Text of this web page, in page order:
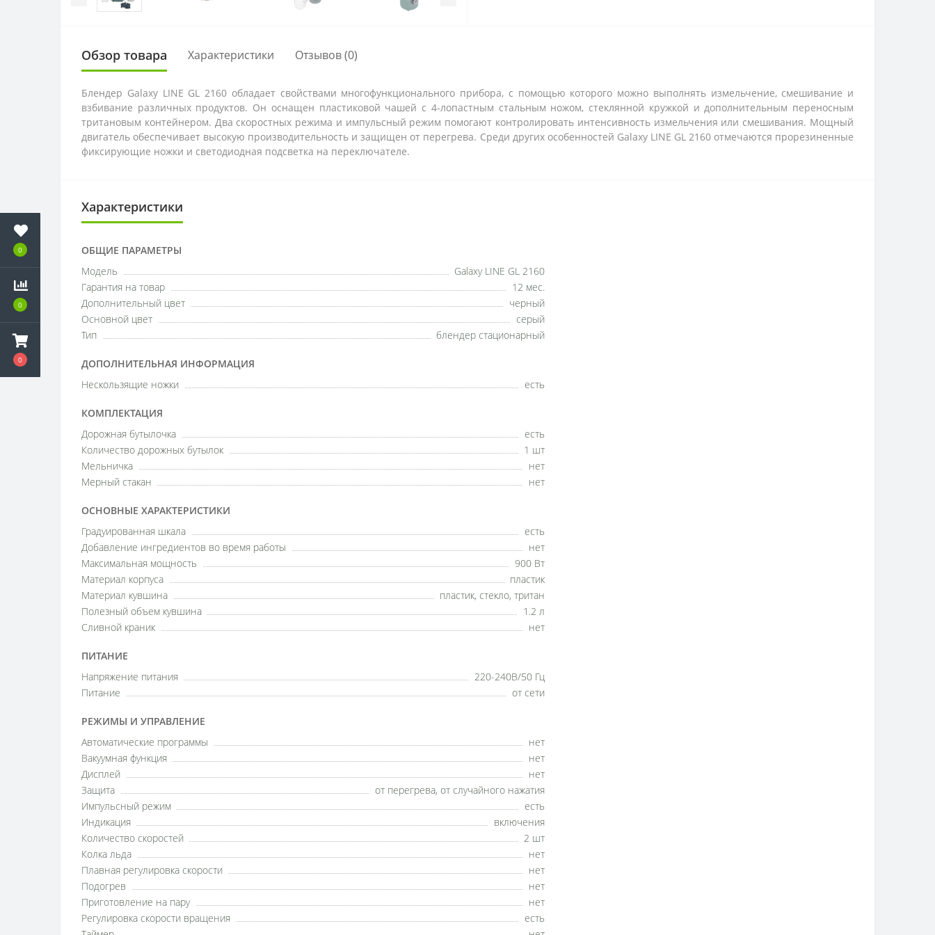
0
0
0
Обзор товара Характеристики Отзывов (0)
Блендер Galaxy LINE GL 2160 обладает свойствами многофункционального прибора, с помощью которого можно выполнять измельчение, смешивание и
взбивание различных продуктов. Он оснащен пластиковой чашей с 4-лопастным стальным ножом, стеклянной кружкой и дополнительным переносным
тритановым контейнером. Два скоростных режима и импульсный режим помогают контролировать интенсивность измельчения или смешивания. Мощный
двигатель обеспечивает высокую производительность и защищен от перегрева. Среди других особенностей Galaxy LINE GL 2160 отмечаются прорезиненные
фиксирующие ножки и светодиодная подсветка на переключателе.
Характеристики
ОБЩИЕ ПАРАМЕТРЫ
Модель
Galaxy LINE GL 2160
Гарантия на товар
12 мес.
Дополнительный цвет
черный
Основной цвет
серый
Тип
блендер стационарный
ДОПОЛНИТЕЛЬНАЯ ИНФОРМАЦИЯ
Нескользящие ножки есть
КОМПЛЕКТАЦИЯ
Дорожная бутылочка
есть
Количество дорожных бутылок
1 шт
Мельничка
нет
Мерный стакан
нет
ОСНОВНЫЕ ХАРАКТЕРИСТИКИ
Градуированная шкала
есть
Добавление ингредиентов во время работы
нет
Максимальная мощность
900 Вт
Материал корпуса
пластик
Материал кувшина
пластик, стекло, тритан
Полезный объем кувшина
1.2 л
Сливной краник
нет
ПИТАНИЕ
Напряжение питания
220-240В/50 Гц
Питание
от сети
РЕЖИМЫ И УПРАВЛЕНИЕ
Автоматические программы
нет
Вакуумная функция
нет
Дисплей
нет
Защита
от перегрева, от случайного нажатия
Импульсный режим
есть
Индикация
включения
Количество скоростей
2 шт
Колка льда
нет
Плавная регулировка скорости
нет
Подогрев
нет
Приготовление на пару
нет
Регулировка скорости вращения
есть